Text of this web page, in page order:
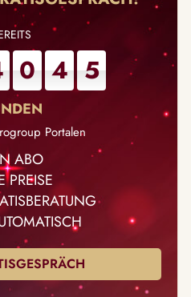
0 4 5
Portalen
ABO
PREISE